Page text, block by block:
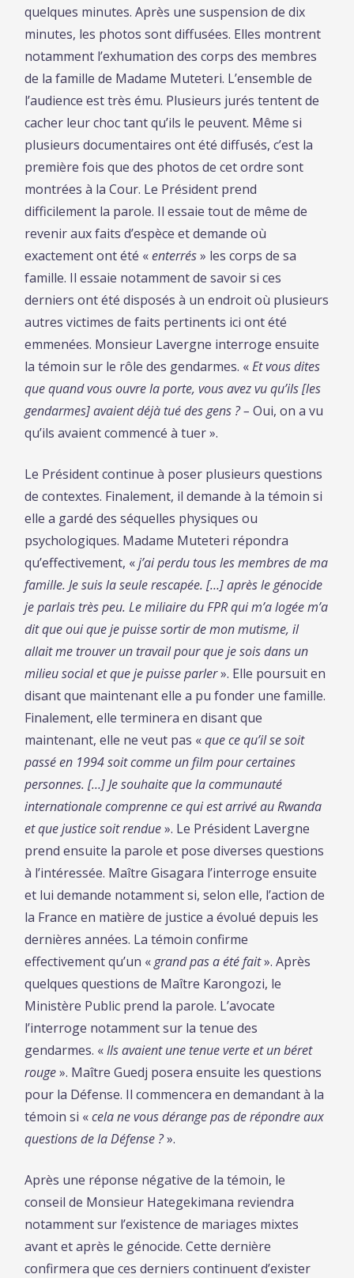
quelques minutes. Après une suspension de dix
minutes, les photos sont diffusées. Elles montrent
notamment l’exhumation des corps des membres
de la famille de Madame Muteteri. L’ensemble de
l’audience est très ému. Plusieurs jurés tentent de
cacher leur choc tant qu’ils le peuvent. Même si
plusieurs documentaires ont été diffusés, c’est la
première fois que des photos de cet ordre sont
montrées à la Cour. Le Président prend
difficilement la parole. Il essaie tout de même de
revenir aux faits d’espèce et demande où
exactement ont été «enterrés» les corps de sa
famille. Il essaie notamment de savoir si ces
derniers ont été disposés à un endroit où plusieurs
autres victimes de faits pertinents ici ont été
emmenées. Monsieur Lavergne interroge ensuite
la témoin sur le rôle des gendarmes. «Et vous dites
que quand vous ouvre la porte, vous avez vu qu’ils [les
gendarmes] avaient déjà tué des gens ? –Oui, on a vu
qu’ils avaient commencé à tuer ».
Le Président continue à poser plusieurs questions
de contextes. Finalement, il demande à la témoin si
elle a gardé des séquelles physiques ou
psychologiques. Madame Muteteri répondra
qu’effectivement, «j’ai perdu tous les membres de ma
famille. Je suis la seule rescapée. […] après le génocide
je parlais très peu. Le miliaire du FPR qui m’a logée m’a
dit que oui que je puisse sortir de mon mutisme, il
allait me trouver un travail pour que je sois dans un
milieu social et que je puisse parler». Elle poursuit en
disant que maintenant elle a pu fonder une famille.
Finalement, elle terminera en disant que
maintenant, elle ne veut pas «que ce qu’il se soit
passé en 1994 soit comme un film pour certaines
personnes. […] Je souhaite que la communauté
internationale comprenne ce qui est arrivé au Rwanda
et que justice soit rendue». Le Président Lavergne
prend ensuite la parole et pose diverses questions
à l’intéressée. Maître Gisagara l’interroge ensuite
et lui demande notamment si, selon elle, l’action de
la France en matière de justice a évolué depuis les
dernières années. La témoin confirme
effectivement qu’un «grand pas a été fait». Après
quelques questions de Maître Karongozi, le
Ministère Public prend la parole. L’avocate
l’interroge notamment sur la tenue des
gendarmes. «Ils avaient une tenue verte et un béret
rouge». Maître Guedj posera ensuite les questions
pour la Défense. Il commencera en demandant à la
témoin si «cela ne vous dérange pas de répondre aux
questions de la Défense ?».
Après une réponse négative de la témoin, le
conseil de Monsieur Hategekimana reviendra
notamment sur l’existence de mariages mixtes
avant et après le génocide. Cette dernière
confirmera que ces derniers continuent d’exister